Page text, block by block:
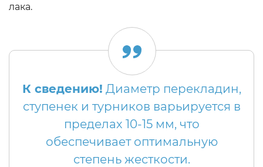
лака.
К сведению! Диаметр перекладин,
ступенек и турников варьируется в
пределах 10-15 мм, что
обеспечивает оптимальную
степень жесткости.